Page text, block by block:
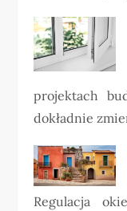
projektach
dokładnie
Regulacja